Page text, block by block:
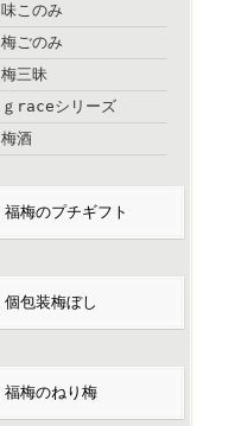
味このみ
梅ごのみ
梅三昧
ｇraceシリーズ
梅酒
福梅のプチギフト
個包装梅ぼし
福梅のねり梅